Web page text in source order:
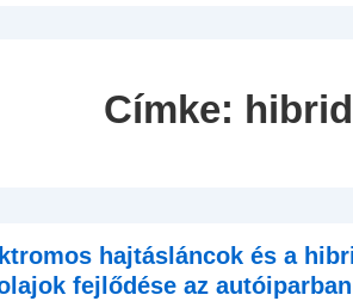
Címke:
hajtásláncok és a
fejlődése az